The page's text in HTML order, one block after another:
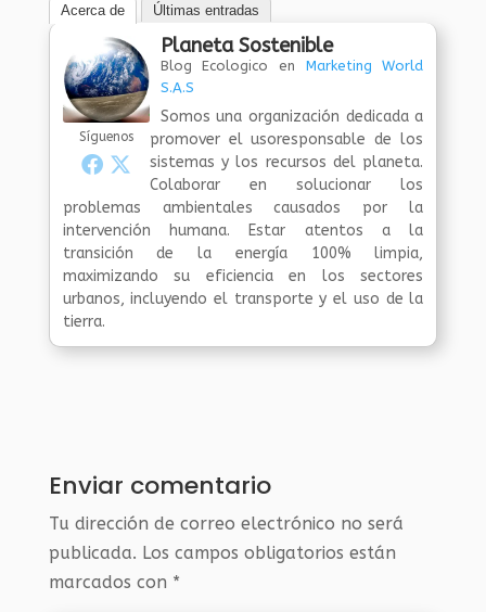
Acerca de Últimas entradas
Síguenos
Planeta Sostenible
Blog Ecologico en Marketing World
S.A.S
Somos una organización dedicada a
promover el usoresponsable de los
sistemas y los recursos del planeta.
Colaborar en solucionar los
problemas ambientales causados por la
intervención humana. Estar atentos a la
transición de la energía 100% limpia,
maximizando su eficiencia en los sectores
urbanos, incluyendo el transporte y el uso de la
tierra.
Enviar comentario
Tu dirección de correo electrónico no será
publicada. Los campos obligatorios están
marcados con *